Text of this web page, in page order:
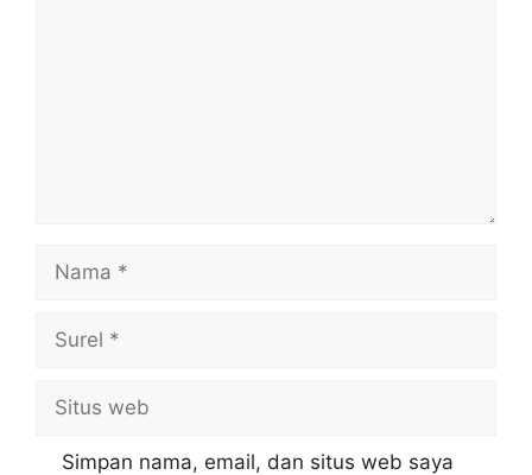
web
Simpan nama, email, dan situs web saya